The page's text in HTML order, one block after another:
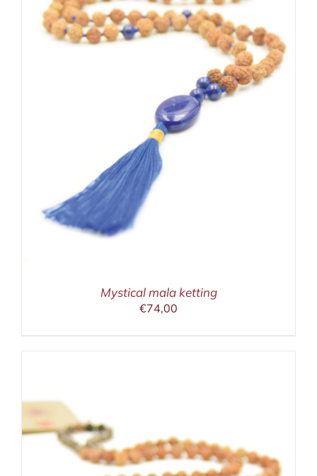
Mystical mala ketting
€74,00